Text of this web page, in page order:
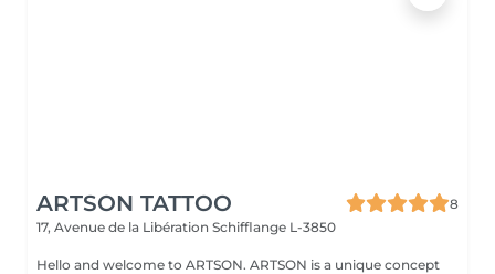
ARTSON TATTOO
8
17, Avenue de la Libération Schifflange L-3850
Hello and welcome to ARTSON. ARTSON is a unique concept